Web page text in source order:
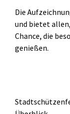
Die
und bietet
Chance, die
genießen.